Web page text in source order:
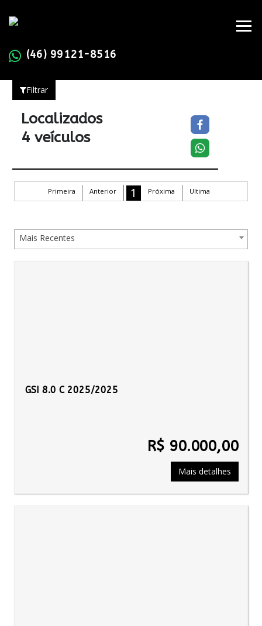
(46) 99121-8516
Filtrar
Localizados
4 veículos
Primeira Anterior 1 Próxima Ultima
Mais Recentes
GSI 8.0 C 2025/2025
R$ 90.000,00
Mais detalhes